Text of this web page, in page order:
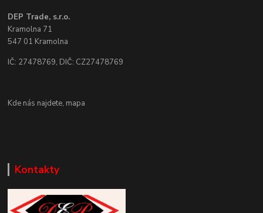
DEP Trade, s.r.o.
Kramolna 71
547 01 Kramolna
IČ: 27478769, DIČ: CZ27478769
Kde nás najdete, mapa
Kontakty